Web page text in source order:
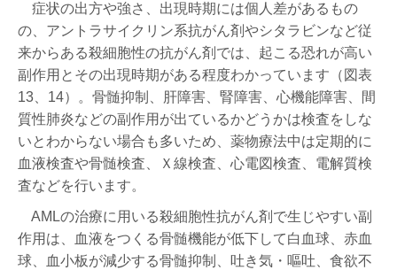
症状の出方や強さ、出現時期には個人差があるもの
の、アントラサイクリン系抗がん剤やシタラビンなど従
来からある殺細胞性の抗がん剤では、起こる恐れが高い
副作用とその出現時期がある程度わかっています（図表
13、14）。骨髄抑制、肝障害、腎障害、心機能障害、間
質性肺炎などの副作用が出ているかどうかは検査をしな
いとわからない場合も多いため、薬物療法中は定期的に
血液検査や骨髄検査、Ｘ線検査、心電図検査、電解質検
査などを行います。
AMLの治療に用いる殺細胞性抗がん剤で生じやすい副
作用は、血液をつくる骨髄機能が低下して白血球、赤血
球、血小板が減少する骨髄抑制、吐き気・嘔吐、食欲不